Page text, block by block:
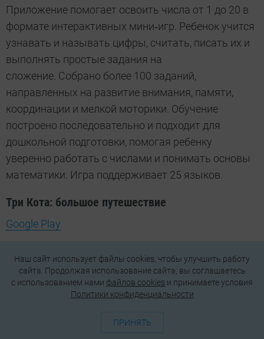
Приложение помогает освоить числа от 1 до 20 в
формате интерактивных мини‑игр. Ребенок учится
узнавать и называть цифры, считать, писать их и
выполнять простые задания на
сложение. Собрано более 100 заданий,
направленных на развитие внимания, памяти,
координации и мелкой моторики. Обучение
построено последовательно и подходит для
дошкольной подготовки, помогая ребенку
уверенно работать с числами и понимать основы
математики. Игра поддерживает 25 языков.
Три Кота: большое путешествие
Google Play
1 из 4
Наш сайт использует файлы cookies, чтобы улучшить работу
сайта. Продолжая использование сайта, вы соглашаетесь
c использованием нами файлов cookies и принимаете условия
Политики конфиденциальности
ПРИНЯТЬ